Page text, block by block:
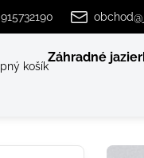
košík
Záhradné